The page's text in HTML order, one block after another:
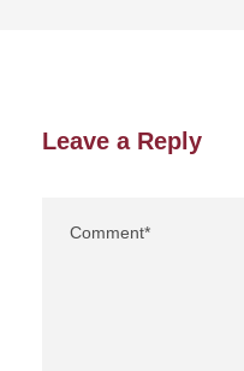
Leave a Reply